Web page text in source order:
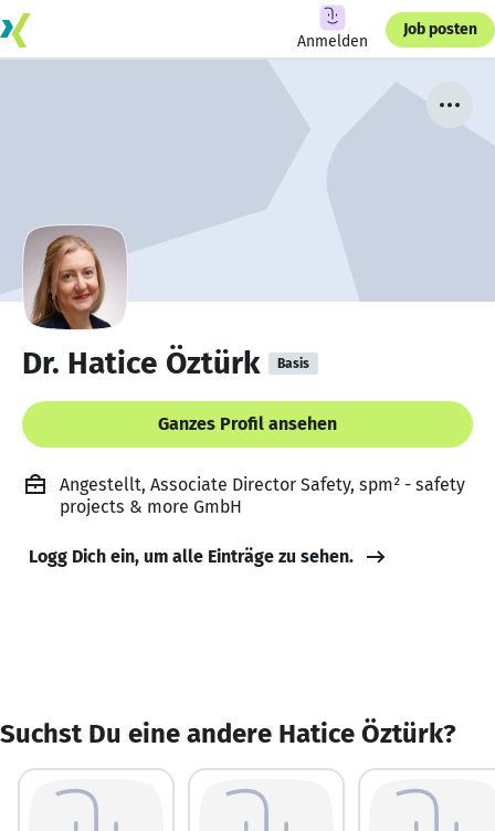
Anmelden
Job posten
Dr. Hatice Öztürk Basis
Ganzes Profil ansehen
Angestellt, Associate Director Safety, spm² - safety
projects & more GmbH
Logg Dich ein, um alle Einträge zu sehen.
Suchst Du eine andere Hatice Öztürk?